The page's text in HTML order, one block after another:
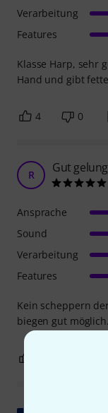
Klasse Harp, sehr
Hand und gibt
Verarbeitung
Features
4 0
R Gut
Kein scheppern
biegen gut möglich.
Ansprache
Sound
Verarbeitung
Features